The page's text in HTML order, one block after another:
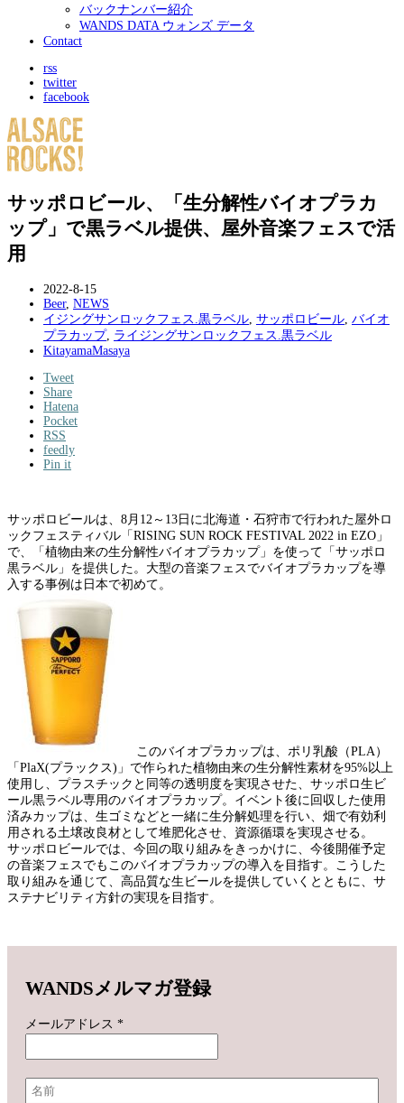
バックナンバー紹介
WANDS DATA ウォンズ データ
Contact
rss
twitter
facebook
サッポロビール、「生分解性バイオプラカ
ップ」で黒ラベル提供、屋外音楽フェスで活
用
2022-8-15
Beer, NEWS
イジングサンロックフェス.黒ラベル サッポロビール バイオ
プラカップ, ライジングサンロックフェス.黒ラベル
KitayamaMasaya
Tweet
Share
Hatena
Pocket
RSS
feedly
Pin it
サッポロビールは、8月12～13日に北海道・石狩市で行われた屋外ロ
ックフェスティバル「RISING SUN ROCK FESTIVAL 2022 in EZO」
で、「植物由来の生分解性バイオプラカップ」を使って「サッポロ
黒ラベル」を提供した。大型の音楽フェスでバイオプラカップを導
入する事例は日本で初めて。
このバイオプラカップは、ポリ乳酸（PLA）
「PlaX(プラックス)」で作られた植物由来の生分解性素材を95%以上
使用し、プラスチックと同等の透明度を実現させた、サッポロ生ビ
ール黒ラベル専用のバイオプラカップ。イベント後に回収した使用
済みカップは、生ゴミなどと一緒に生分解処理を行い、畑で有効利
用される土壌改良材として堆肥化させ、資源循環を実現させる。
サッポロビールでは、今回の取り組みをきっかけに、今後開催予定
の音楽フェスでもこのバイオプラカップの導入を目指す。こうした
取り組みを通じて、高品質な生ビールを提供していくとともに、サ
ステナビリティ方針の実現を目指す。
WANDSメルマガ登録
メールアドレス *